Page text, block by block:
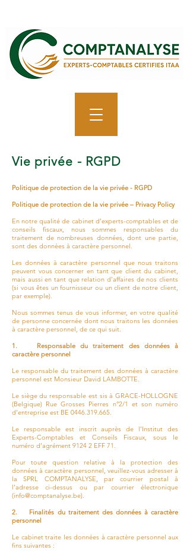
Vie privée - RGPD
Politique de protection de la vie privée - RGPD
Politique de protection de la vie privée – Privacy Policy
En notre qualité de cabinet d’experts-comptables et de
conseils fiscaux, nous sommes responsables du
traitement de nombreuses données, dont une partie,
sont des données à caractère personnel.
Les données à caractère personnel que nous traitons
peuvent vous concerner en tant que client du cabinet,
mais aussi en tant que relation d’affaires de nos clients
(si vous êtes un fournisseur ou un client de notre client,
par exemple).
Nous sommes tenus de vous informer, en votre qualité
de personne concernée dont nous traitons les données
à caractère personnel, de ce qui suit.
1. Responsable du traitement des données à
caractère personnel
Le responsable du traitement des données à caractère
personnel est Monsieur David LAMBOTTE.
Le siège du responsable est sis à GRACE-HOLLOGNE
(Belgique) Rue Grosses Pierres n°2/1 et son numéro
d’entreprise est BE 0446.319.665.
Le responsable est inscrit auprès de l’Institut des
Experts-Comptables et Conseils Fiscaux, sous le
numéro d’agrément 9124 2 EFF 71.
Pour toute question relative à la protection des
données à caractère personnel, veuillez-vous adresser à
la SPRL COMPTANALYSE, par courrier postal à
l’adresse ci-dessus ou par courrier électronique
(info@comptanalyse.be).
2. Finalités du traitement des données à caractère
personnel
Le cabinet traite les données à caractère personnel aux
fins suivantes :